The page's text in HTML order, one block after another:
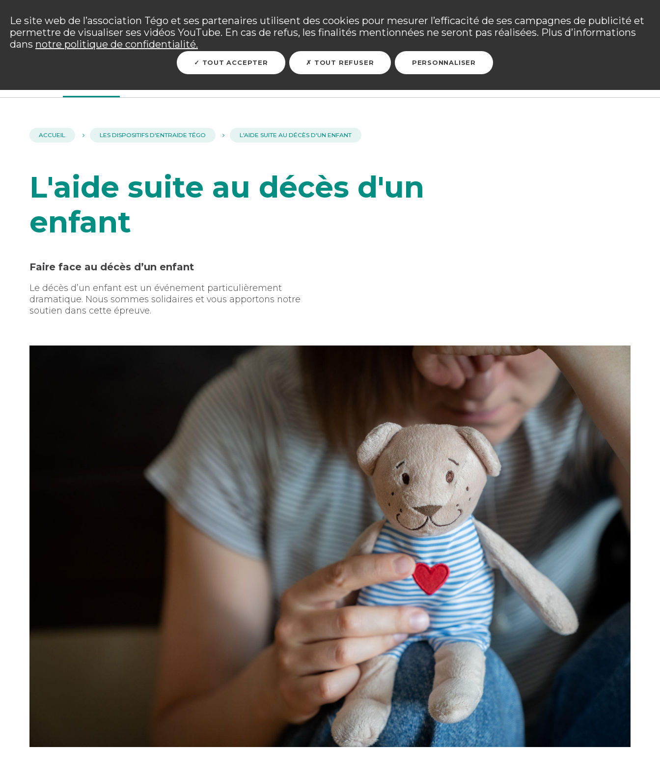
Vous êtes sur le site Tégo
ME PROTÉGER ASSURER MES BIENS L'ASSOCIATION
ACCUEIL LES DISPOSITIFS D'ENTRAIDE TÉGO L'AIDE SUITE AU DÉCÈS D'UN ENFANT
L'aide suite au décès d'un
enfant
Faire face au décès d’un enfant
Le décès d’un enfant est un événement particulièrement
dramatique. Nous sommes solidaires et vous apportons notre
soutien dans cette épreuve.
Le site web de l’association Tégo et ses partenaires utilisent des cookies pour mesurer l’efficacité de ses campagnes de publicité et
permettre de visualiser ses vidéos YouTube. En cas de refus, les finalités mentionnées ne seront pas réalisées. Plus d’informations
dans notre politique de confidentialité.
TOUT ACCEPTER TOUT REFUSER PERSONNALISER